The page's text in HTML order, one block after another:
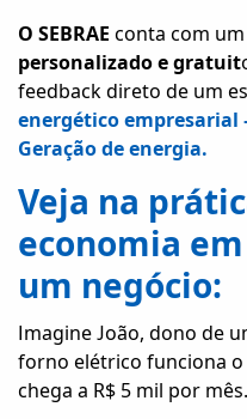
O SEBRAE conta com
personalizado e gratuit
feedback direto de um
energético empresarial
Geração de energia.
Veja na
economia
um negócio:
Imagine João, dono de
forno elétrico funciona
chega a R$ 5 mil por